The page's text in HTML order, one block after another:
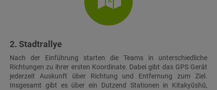
2. Stadtrallye
Nach der Einführung starten die Teams in unterschiedliche
Richtungen zu ihrer ersten Koordinate. Dabei gibt das GPS Gerät
jederzeit Auskunft über Richtung und Entfernung zum Ziel.
Insgesamt gibt es über ein Dutzend Stationen in Kitakyūshū,